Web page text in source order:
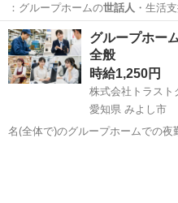
：グループホームの世話人
人・生活支援員◇無資… ＼グルー
さ… 務の内容 入社時：世話人・生
愛知 豊川市 その他
グループホー
全般
時給1,250円
株式会社トラス
愛知県 みよし市
名(全体で)のグループホームでの夜